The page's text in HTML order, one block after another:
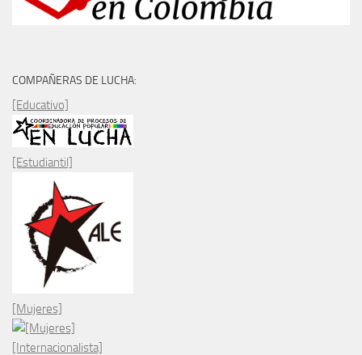
COMPAÑERAS DE LUCHA:
[Educativo]
[Estudiantil]
[Mujeres]
[Internacionalista]